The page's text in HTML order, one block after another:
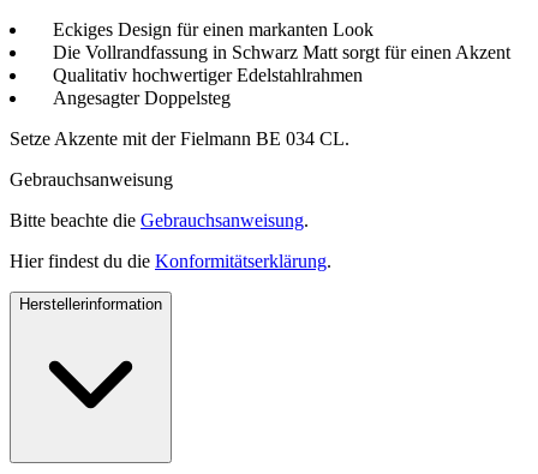
Eckiges Design für einen markanten Look
Die Vollrandfassung in Schwarz Matt sorgt für einen Akzent
Qualitativ hochwertiger Edelstahlrahmen
Angesagter Doppelsteg
Setze Akzente mit der Fielmann BE 034 CL.
Gebrauchsanweisung
Bitte beachte die Gebrauchsanweisung.
Hier findest du die Konformitätserklärung.
Herstellerinformation